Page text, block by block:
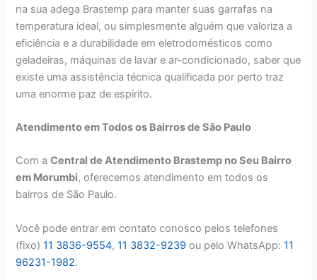
na sua adega Brastemp para manter suas garrafas na
temperatura ideal, ou simplesmente alguém que valoriza a
eficiência e a durabilidade em eletrodomésticos como
geladeiras, máquinas de lavar e ar-condicionado, saber que
existe uma assistência técnica qualificada por perto traz
uma enorme paz de espírito.
Atendimento em Todos os Bairros de São Paulo
Com aCentral de Atendimento Brastemp no Seu Bairro
em Morumbi, oferecemos atendimento em todos os
bairros de São Paulo.
Você pode entrar em contato conosco pelos telefones
(fixo)11 3836-9554,11 3832-9239 ou pelo WhatsApp:11
96231-1982.